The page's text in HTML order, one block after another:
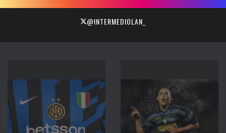
@INTERMEDIOLAN_